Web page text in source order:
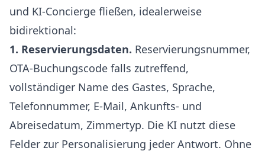
und KI-Concierge fließen, idealerweise
bidirektional:
1. Reservierungsdaten. Reservierungsnummer,
OTA-Buchungscode falls zutreffend,
vollständiger Name des Gastes, Sprache,
Telefonnummer, E-Mail, Ankunfts- und
Abreisedatum, Zimmertyp. Die KI nutzt diese
Felder zur Personalisierung jeder Antwort. Ohne